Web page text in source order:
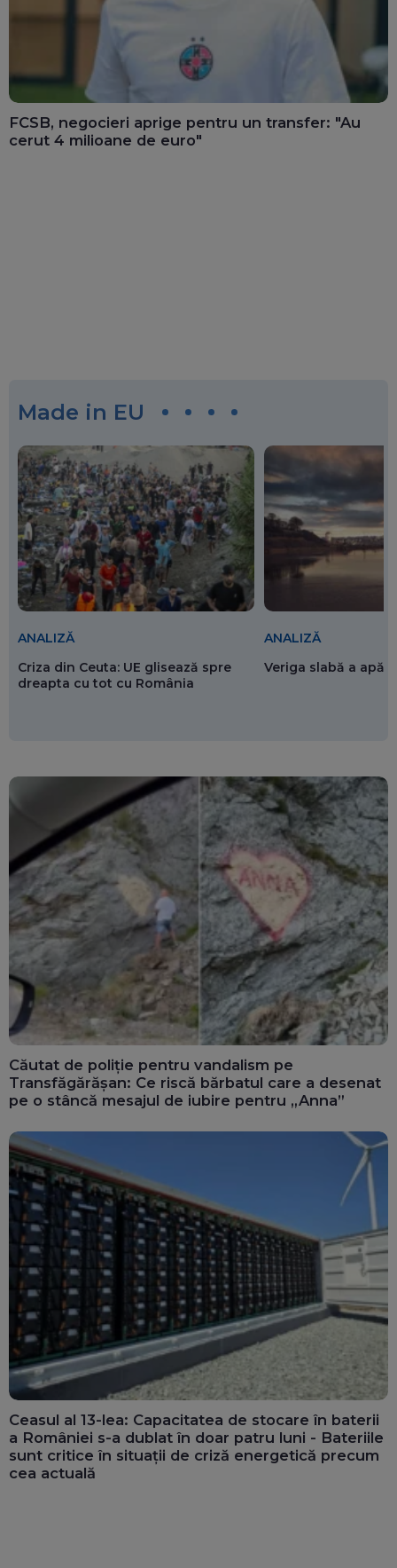
FCSB, negocieri aprige pentru un transfer: "Au
cerut 4 milioane de euro"
Made in EU
ANALIZĂ
Criza din Ceuta: UE glisează spre
dreapta cu tot cu România
ANALIZĂ
Veriga slabă a
Căutat de poliție pentru vandalism pe
Transfăgărășan: Ce riscă bărbatul care a desenat
pe o stâncă mesajul de iubire pentru „Anna”
Ceasul al 13-lea: Capacitatea de stocare în baterii
a României s-a dublat în doar patru luni - Bateriile
sunt critice în situații de criză energetică precum
cea actuală